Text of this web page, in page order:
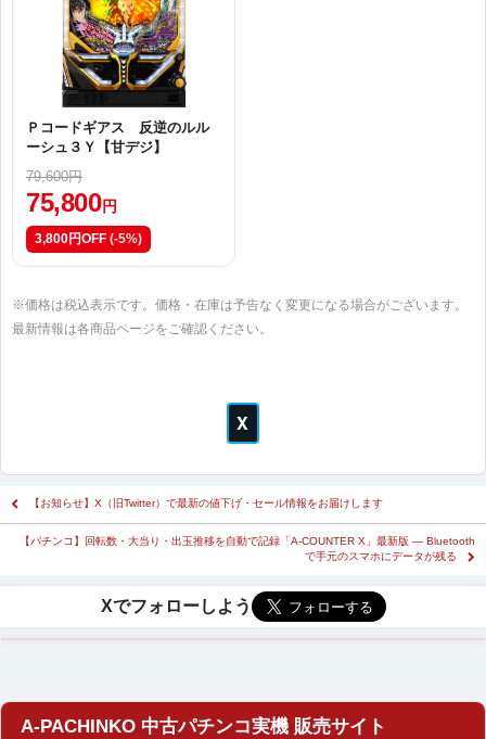
Ｐコードギアス 反逆のルル
ーシュ３Ｙ【甘デジ】
79,600円
75,800 円
3,800円OFF (-5%)
※価格は税込表示です。価格・在庫は予告なく変更になる場合がございます。
最新情報は各商品ページをご確認ください。
【お知らせ】X（旧Twitter）で最新の値下げ・セール情報をお届けします
【パチンコ】回転数・大当り・出玉推移を自動で記録「A-COUNTER X」最新版 ― Bluetooth
で手元のスマホにデータが残る
A-PACHINKO 中古パチンコ実機 販売サイト